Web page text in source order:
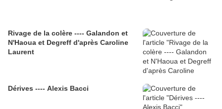
Rivage de la colère ---- Galandon et
N'Haoua et Degreff d'après Caroline
Laurent
Dérives ---- Alexis Bacci